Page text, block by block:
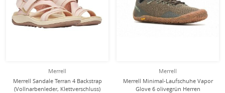
Merrell
Merrell Sandale Terran 4 Backstrap
(Vollnarbenleder, Klettverschluss)
Merrell
Merrell Minimal-Laufschuhe Vapor
Glove 6 olivegrün Herren